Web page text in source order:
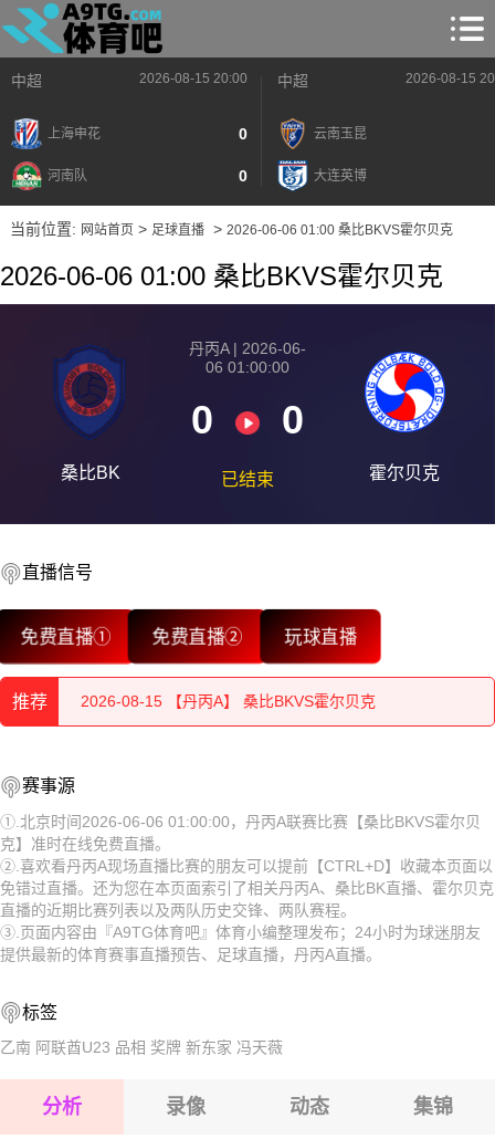
中超 2026-08-15 20:00
上海申花 0
河南队 0
中超 2026-08-15
云南玉昆
大连英博
当前位置: 网站首页> 足球直播> 2026-06-06 01:00 桑比BKVS霍尔贝克
2026-06-06 01:00 桑比BKVS霍尔贝克
桑比BK
丹丙A | 2026-06-
06 01:00:00
0 0
已结束 霍尔贝克
直播信号
免费直播① 免费直播② 玩球直播
推荐
2026-08-15 【丹丙A】 桑比BKVS霍尔贝克
2026-08-15 【丹丙A】 桑比BKVS霍尔贝克
2026-08-15 【丹丙A】 桑比BKVS霍尔贝克
2026-08-15 【丹丙A】 桑比BKVS霍尔贝克
2026-08-15 【丹丙A】 桑比BKVS霍尔贝克
2026-08-15 【丹丙A】 桑比BKVS霍尔贝克
2026-08-15 【丹丙A】 桑比BKVS霍尔贝克
2026-08-15 【丹丙A】 桑比BKVS霍尔贝克
2026-08-15 【丹丙A】 桑比BKVS霍尔贝克
2026-08-15 【丹丙A】 桑比BKVS霍尔贝克
赛事源
①.北京时间2026-06-06 01:00:00，丹丙A联赛比赛【桑比BKVS霍尔贝
克】准时在线免费直播。
②.喜欢看丹丙A现场直播比赛的朋友可以提前【CTRL+D】收藏本页面以
免错过直播。还为您在本页面索引了相关丹丙A、桑比BK直播、霍尔贝克
直播的近期比赛列表以及两队历史交锋、两队赛程。
③.页面内容由『A9TG体育吧』体育小编整理发布；24小时为球迷朋友
提供最新的体育赛事直播预告、足球直播，丹丙A直播。
标签
乙南 阿联酋U23 品相 奖牌 新东家 冯天薇
分析 录像 动态 集锦